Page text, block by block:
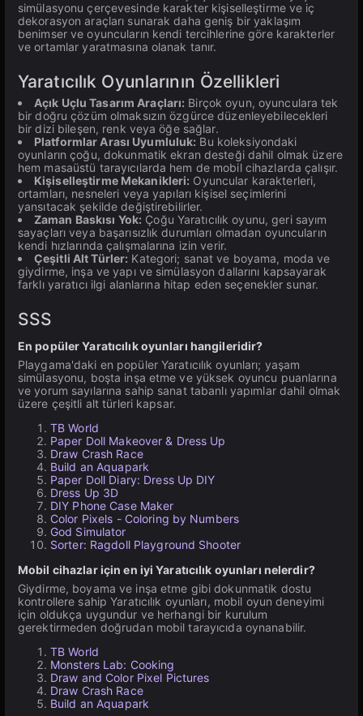
simülasyonu çerçevesinde karakter kişiselleştirme ve iç
dekorasyon araçları sunarak daha geniş bir yaklaşım
benimser ve oyuncuların kendi tercihlerine göre karakterler
ve ortamlar yaratmasına olanak tanır.
Yaratıcılık Oyunlarının Özellikleri
Açık Uçlu Tasarım Araçları: Birçok oyun, oyunculara tek
bir doğru çözüm olmaksızın özgürce düzenleyebilecekleri
bir dizi bileşen, renk veya öğe sağlar.
Platformlar Arası Uyumluluk: Bu koleksiyondaki
oyunların çoğu, dokunmatik ekran desteği dahil olmak üzere
hem masaüstü tarayıcılarda hem de mobil cihazlarda çalışır.
Kişiselleştirme Mekanikleri: Oyuncular karakterleri,
ortamları, nesneleri veya yapıları kişisel seçimlerini
yansıtacak şekilde değiştirebilirler.
Zaman Baskısı Yok: Çoğu Yaratıcılık oyunu, geri sayım
sayaçları veya başarısızlık durumları olmadan oyuncuların
kendi hızlarında çalışmalarına izin verir.
Çeşitli Alt Türler: Kategori; sanat ve boyama, moda ve
giydirme, inşa ve yapı ve simülasyon dallarını kapsayarak
farklı yaratıcı ilgi alanlarına hitap eden seçenekler sunar.
SSS
En popüler Yaratıcılık oyunları hangileridir?
Playgama'daki en popüler Yaratıcılık oyunları; yaşam
simülasyonu, boşta inşa etme ve yüksek oyuncu puanlarına
ve yorum sayılarına sahip sanat tabanlı yapımlar dahil olmak
üzere çeşitli alt türleri kapsar.
TB World
Paper Doll Makeover & Dress Up
Draw Crash Race
Build an Aquapark
Paper Doll Diary: Dress Up DIY
Dress Up 3D
DIY Phone Case Maker
Color Pixels - Coloring by Numbers
God Simulator
Sorter: Ragdoll Playground Shooter
Mobil cihazlar için en iyi Yaratıcılık oyunları nelerdir?
Giydirme, boyama ve inşa etme gibi dokunmatik dostu
kontrollere sahip Yaratıcılık oyunları, mobil oyun deneyimi
için oldukça uygundur ve herhangi bir kurulum
gerektirmeden doğrudan mobil tarayıcıda oynanabilir.
TB World
Monsters Lab: Cooking
Draw and Color Pixel Pictures
Draw Crash Race
Build an Aquapark